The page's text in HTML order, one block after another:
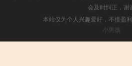
会及时纠正，谢
本站仅为个人兴趣爱好，不接盈
小男孩